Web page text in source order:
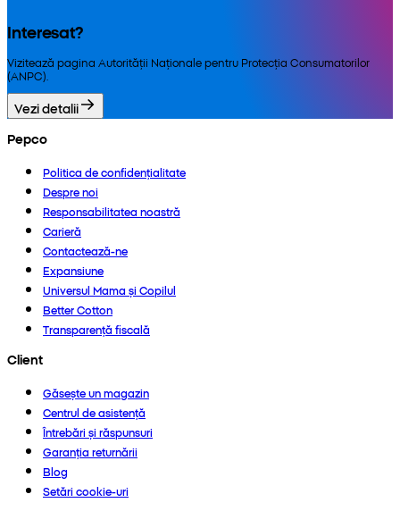
Interesat?
Vizitează pagina Autorității Naționale pentru Protecția Consumatorilor
(ANPC).
Vezi detalii
Pepco
Politica de confidențialitate
Despre noi
Responsabilitatea noastră
Carieră
Contactează-ne
Expansiune
Universul Mama și Copilul
Better Cotton
Transparență fiscală
Client
Găsește un magazin
Centrul de asistență
Întrebări și răspunsuri
Garanția returnării
Blog
Setări cookie-uri